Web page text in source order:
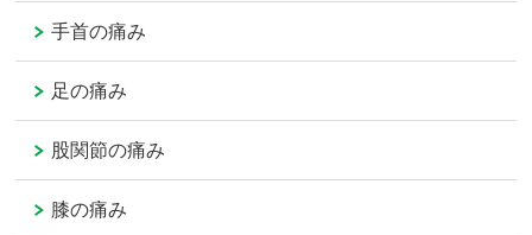
手首の痛み
足の痛み
股関節の痛み
膝の痛み